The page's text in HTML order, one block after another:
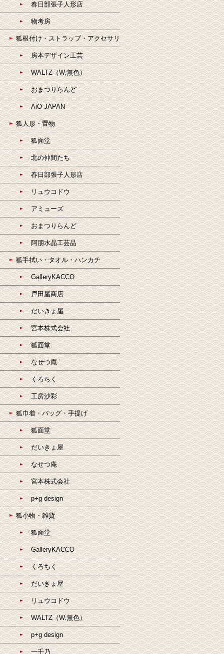
春日部張子人形店
物考房
狐根付け・ストラップ・アクセサリ
房本デザイン工芸
WALTZ（W.無色）
おまつりらんど
AiO JAPAN
狐人形・置物
狐面堂
北の仲間たち
春日部張子人形店
リュウコドウ
アミューズ
おまつりらんど
阿朋水晶工芸品
狐手拭い・タオル・ハンカチ
GalleryKACCO
戸田屋商店
だいきょ屋
宮本株式会社
狐面堂
なせつ庵
くろちく
工房沙彩
狐巾着・バッグ・手提げ
狐面堂
だいきょ屋
なせつ庵
宮本株式会社
p+g design
狐小物・雑貨
狐面堂
GalleryKACCO
くろちく
だいきょ屋
リュウコドウ
WALTZ（W.無色）
p+g design
一千乃